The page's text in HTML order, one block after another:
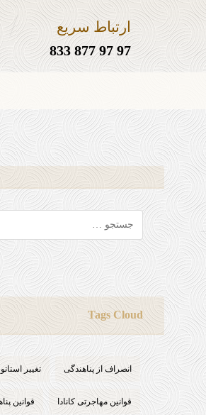
ارتباط سریع
97 97 877 833
Tags Cloud
انصراف از پناهندگی تغییر
قوانین مهاجرتی کانادا قوانین